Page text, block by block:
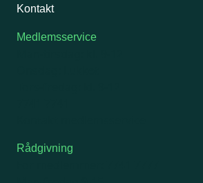
Kontakt
Medlemsservice
Rådgivning